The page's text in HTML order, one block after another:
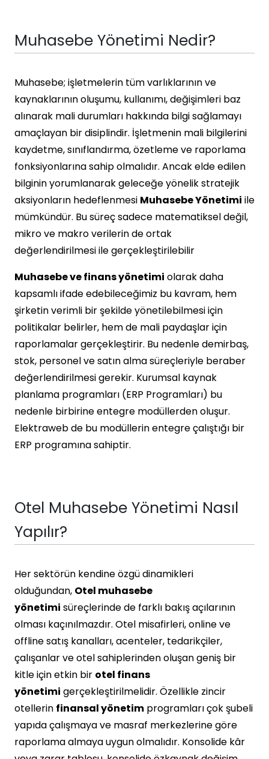
Muhasebe Yönetimi Nedir?
Muhasebe; işletmelerin tüm varlıklarının ve
kaynaklarının oluşumu, kullanımı, değişimleri baz
alınarak mali durumları hakkında bilgi sağlamayı
amaçlayan bir disiplindir. İşletmenin mali bilgilerini
kaydetme, sınıflandırma, özetleme ve raporlama
fonksiyonlarına sahip olmalıdır. Ancak elde edilen
bilginin yorumlanarak geleceğe yönelik stratejik
aksiyonların hedeflenmesi Muhasebe Yönetimi ile
mümkündür. Bu süreç sadece matematiksel değil,
mikro ve makro verilerin de ortak
değerlendirilmesi ile gerçekleştirilebilir
Muhasebe ve finans yönetimi olarak daha
kapsamlı ifade edebileceğimiz bu kavram, hem
şirketin verimli bir şekilde yönetilebilmesi için
politikalar belirler, hem de mali paydaşlar için
raporlamalar gerçekleştirir. Bu nedenle demirbaş,
stok, personel ve satın alma süreçleriyle beraber
değerlendirilmesi gerekir. Kurumsal kaynak
planlama programları (ERP Programları) bu
nedenle birbirine entegre modüllerden oluşur.
Elektraweb de bu modüllerin entegre çalıştığı bir
ERP programına sahiptir.
Otel Muhasebe Yönetimi Nasıl
Yapılır?
Her sektörün kendine özgü dinamikleri
olduğundan, Otel muhasebe
yönetimi süreçlerinde de farklı bakış açılarının
olması kaçınılmazdır. Otel misafirleri, online ve
offline satış kanalları, acenteler, tedarikçiler,
çalışanlar ve otel sahiplerinden oluşan geniş bir
kitle için etkin bir otel finans
yönetimi gerçekleştirilmelidir. Özellikle zincir
otellerin finansal yönetim programları çok şubeli
yapıda çalışmaya ve masraf merkezlerine göre
raporlama almaya uygun olmalıdır. Konsolide kâr